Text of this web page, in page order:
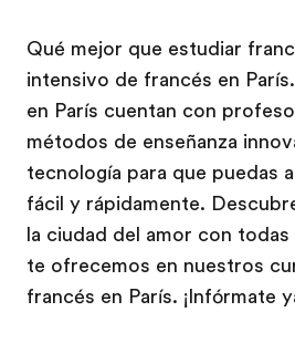
Trabajos
Únete al equipo
Qué mejor que estudiar
intensivo de francés en
en París cuentan con
métodos de enseñanza
tecnología para que puedas
fácil y rápidamente.
la ciudad del amor con
te ofrecemos en nuestros
francés en París. ¡Infórmate